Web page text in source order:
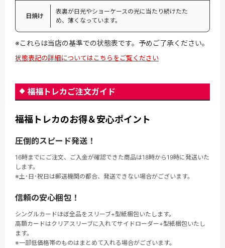
日焼け
表裏が日光やショーケースの光に当たり続けたた
め、薄くなっています。
※これらは当店の基準での状態表です。予めご了承ください。
状態表記の詳細についてはこちらをご覧ください
福福トレカご注文ガイド
福福トレカのお得＆安心ポイント
圧倒的スピード発送！
16時までにご注文、ご入金が確認できた商品は18時から19時に発送いた
します。
※土･日･祝日は郵送機関の都合、発送できない場合がございます。
信頼の安心梱包！
シングルカードほぼ全品をスリーブ+型紙梱包いたします。
高額カードはクリアスリーブに入れてサイドローダー+型紙梱包いたし
ます。
※一部低価格帯のものはまとめて入れる場合がございます。